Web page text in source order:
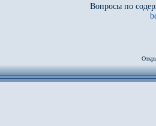
Вопросы по